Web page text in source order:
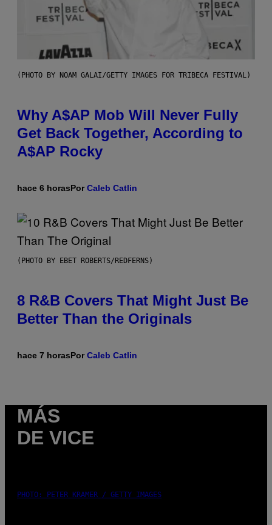
(PHOTO BY NOAM GALAI/GETTY IMAGES FOR TRIBECA FESTIVAL)
Why A$AP Mob Will Never Fully
Get Back Together, According to
A$AP Rocky
hace 6 horasPorCaleb Catlin
(PHOTO BY EBET ROBERTS/REDFERNS)
8 R&B Covers That Might Just Be
Better Than the Originals
hace 7 horasPorCaleb Catlin
MÁS
DE VICE
PHOTO: PETER KRAMER / GETTY IMAGES